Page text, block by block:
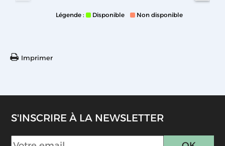
Légende : Disponible Non disponible
Imprimer
S'INSCRIRE À LA NEWSLETTER